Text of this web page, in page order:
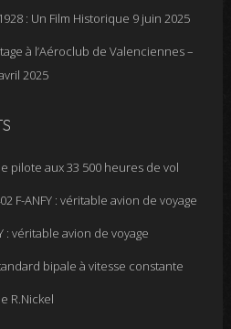
: Un Film Historique 9 juin 2025
à l’Aéroclub de Valenciennes –
2025
pilote aux 33 500 heures de vol
F-ANFY : véritable avion de voyage
: véritable avion de voyage
bipale à vitesse constante
R.Nickel